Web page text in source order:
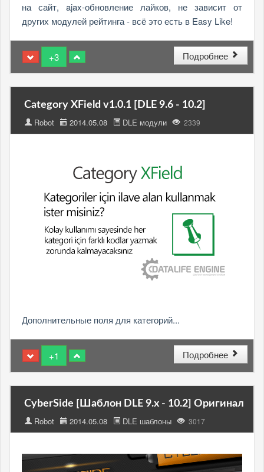
на сайт, ajax-обновление лайков, не зависит от
других модулей рейтинга - всё это есть в Easy Like!
+3 Подробнее
Category XField v1.0.1 [DLE 9.6 - 10.2]
Robot 2014.05.08 DLE модули 2339
Дополнительные поля для категорий...
+1 Подробнее
CyberSide [Шаблон DLE 9.x - 10.2] Оригинал
Robot 2014.05.08 DLE шаблоны 3017